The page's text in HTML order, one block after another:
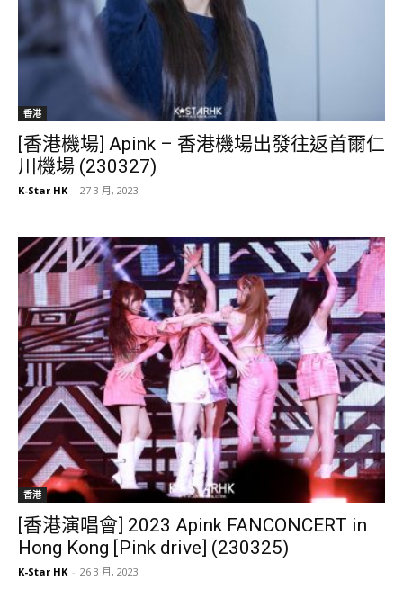
香港
[香港機場] Apink – 香港機場出發往返首爾仁
川機場 (230327)
K-Star HK - 27 3 月, 2023
香港
[香港演唱會] 2023 Apink FANCONCERT in
Hong Kong [Pink drive] (230325)
K-Star HK - 26 3 月, 2023